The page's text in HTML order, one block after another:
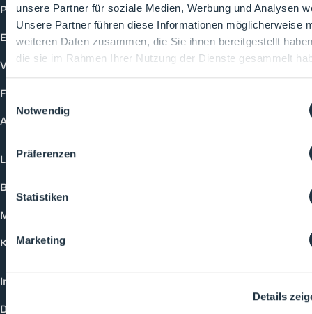
unsere Partner für soziale Medien, Werbung und Analysen
Unsere Partner führen diese Informationen möglicherweise
weiteren Daten zusammen, die Sie ihnen bereitgestellt
die sie im Rahmen Ihrer Nutzung der Dienste gesammelt
Einwilligungsauswahl
Notwendig
Präferenzen
Statistiken
Marketing
Details
Produkte
Events
Vorträge
Future-Faces
Academy
Login
Buchungsmöglichkeiten
Medienformate
Kontakt
Impressum
Datenschutzerklärung